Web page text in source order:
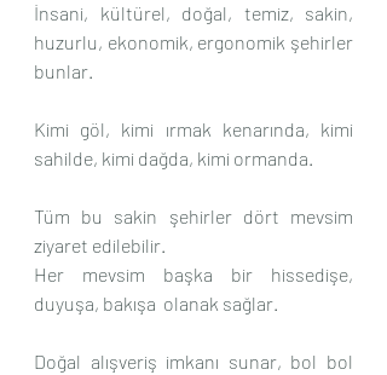
İnsani, kültürel, doğal, temiz, sakin,
huzurlu, ekonomik, ergonomik şehirler
bunlar.
Kimi göl, kimi ırmak kenarında, kimi
sahilde, kimi dağda, kimi ormanda.
Tüm bu sakin şehirler dört mevsim
ziyaret edilebilir.
Her mevsim başka bir hissedişe,
duyuşa, bakışa  olanak sağlar.
Doğal alışveriş imkanı sunar, bol bol